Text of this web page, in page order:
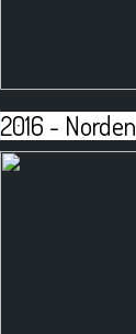
2016 -